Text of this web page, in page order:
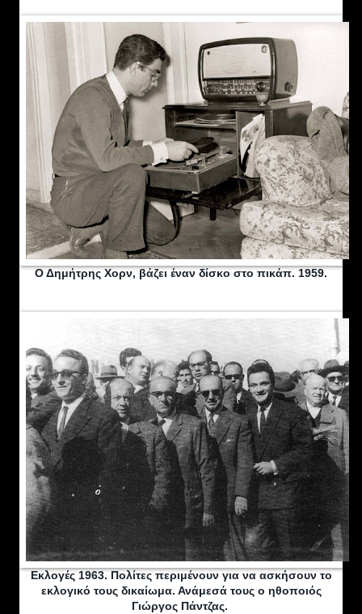
Ο Δημήτρης Χορν, βάζει έναν δίσκο στο πικάπ. 1959.
Εκλογές 1963. Πολίτες περιμένουν για να ασκήσουν το
εκλογικό τους δικαίωμα. Ανάμεσά τους ο ηθοποιός
Γιώργος Πάντζας.